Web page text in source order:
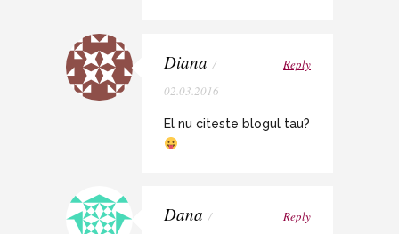
Diana /
02.03.2016
Reply
El nu citeste blogul tau?
Dana /
Reply